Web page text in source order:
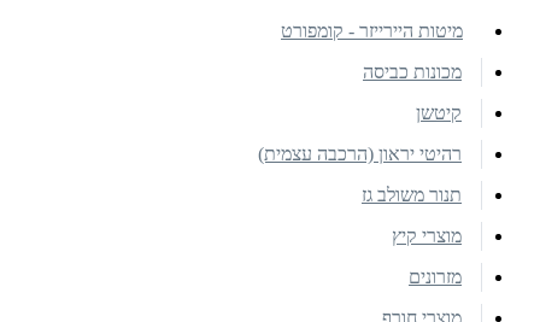
מיטות היירייזר - קומפורט
מכונות כביסה
קיטשן
רהיטי יראון (הרכבה עצמית)
תנור משולב גז
מוצרי קיץ
מזרונים
מוצרי חורף